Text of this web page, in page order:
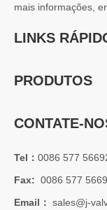
mais informações,
LINKS
PRODUTOS
CONTATE-
Tel： 0086 577
Fax: 0086 577
Email： sales@j-